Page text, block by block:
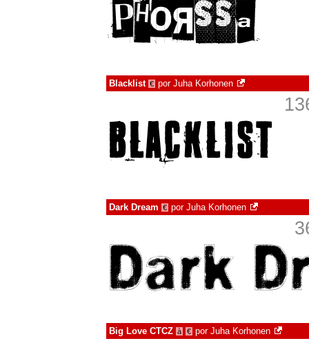
Blacklist € por Juha Korhonen
Dark Dream € por Juha Korhonen
Big Love CTCZ à € por Juha Korhonen